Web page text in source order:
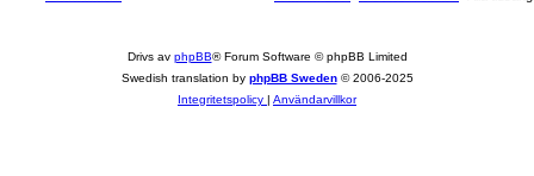
Drivs av phpBB® Forum Software © phpBB Limited
Swedish translation by phpBB Sweden© 2006-2025
Integritetspolicy | Användarvillkor